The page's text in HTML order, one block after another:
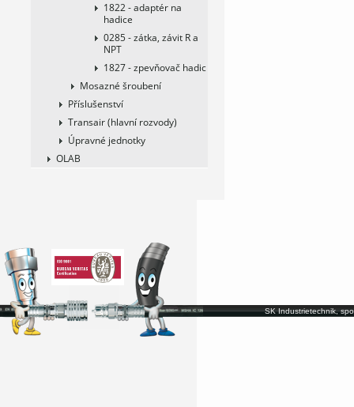
1822 - adaptér na
hadice
0285 - zátka, závit R a
NPT
1827 - zpevňovač hadic
Mosazné šroubení
Příslušenství
Transair (hlavní rozvody)
Úpravné jednotky
OLAB
SK Industrietechnik,